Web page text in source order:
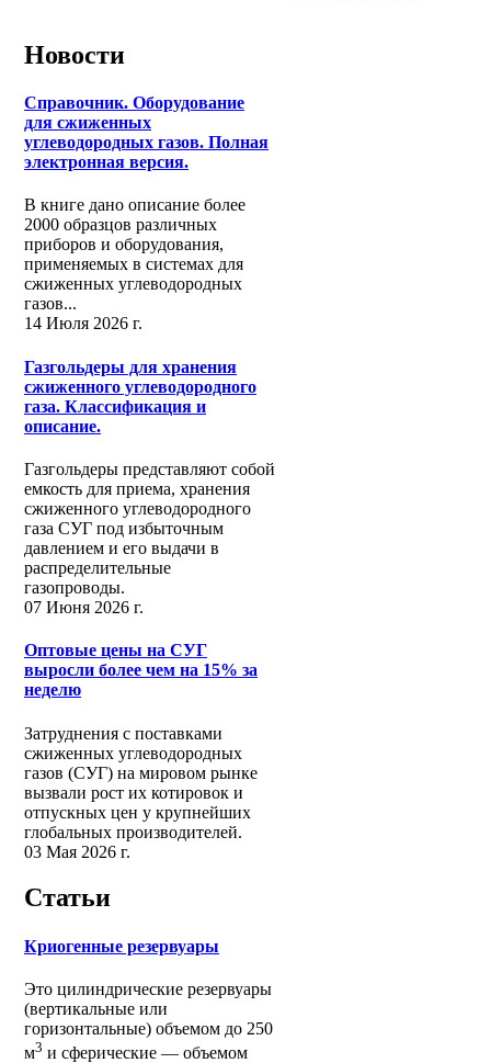
Новости
Справочник. Оборудование
для сжиженных
углеводородных газов. Полная
электронная версия.
В книге дано описание более
2000 образцов различных
приборов и оборудования,
применяемых в системах для
сжиженных углеводородных
газов...
14 Июля 2026 г.
Газгольдеры для хранения
сжиженного углеводородного
газа. Классификация и
описание.
Газгольдеры представляют собой
емкость для приема, хранения
сжиженного углеводородного
газа СУГ под избыточным
давлением и его выдачи в
распределительные
газопроводы.
07 Июня 2026 г.
Оптовые цены на СУГ
выросли более чем на 15% за
неделю
Затруднения с поставками
сжиженных углеводородных
газов (СУГ) на мировом рынке
вызвали рост их котировок и
отпускных цен у крупнейших
глобальных производителей.
03 Мая 2026 г.
Статьи
Криогенные резервуары
Это цилиндрические резервуары
(вертикальные или
горизонтальные) объемом до 250
м3 и сферические ― объемом